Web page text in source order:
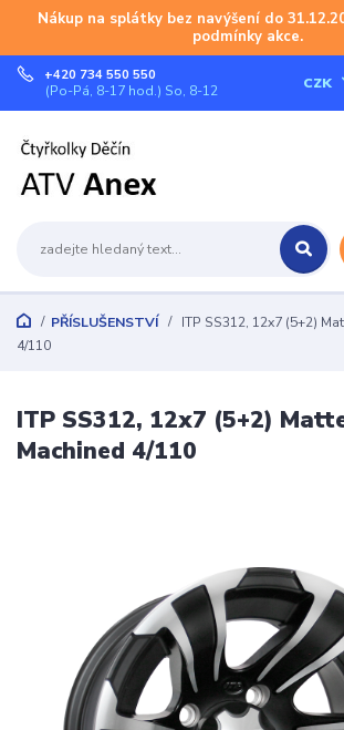
Nákup na splátky bez navýšení do
podmínky akce.
CZK
+420 734 550 550
(Po-Pá, 8-17 hod.) So, 8-12
PŘÍSLUŠENSTVÍ
ITP SS312, 12x7 (5+2)
4/110
ITP SS312, 12x7 (5+2)
Machined 4/110